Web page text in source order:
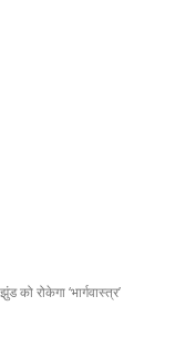
को रोकेगा ‘भार्गवास्त्र’